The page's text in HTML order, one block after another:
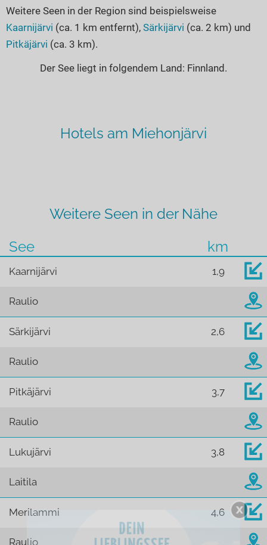
Weitere Seen in der Region sind beispielsweise
Kaarnijärvi (ca. 1 km entfernt), Särkijärvi (ca. 2 km) und
Pitkäjärvi (ca. 3 km).
Der See liegt in folgendem Land: Finnland.
Hotels am Miehonjärvi
Weitere Seen in der Nähe
See
km
Kaarnijärvi 1,9
Raulio
Särkijärvi 2,6
Raulio
Pitkäjärvi 3,7
Raulio
Lukujärvi 3,8
Laitila
Merilammi 4,6
Raulio